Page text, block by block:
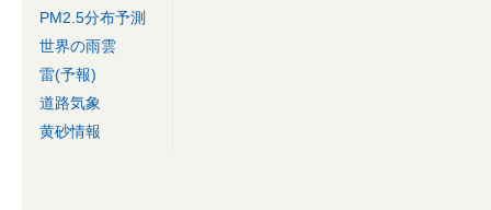
PM2.5分布予測
世界の雨雲
雷(予報)
道路気象
黄砂情報